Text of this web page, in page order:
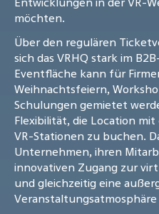
möchten.
Über den regulären
sich das VRHQ stark im
Eventfläche kann für
Weihnachtsfeiern,
Schulungen gemietet
Flexibilität, die Location
VR-Stationen zu buchen.
Unternehmen, ihren
innovativen Zugang zur
und gleichzeitig eine